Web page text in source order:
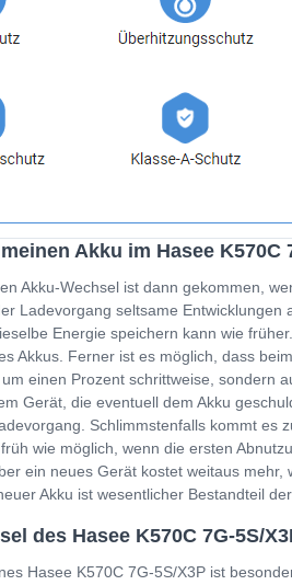
Akku im Hasee K570C
Akku-Wechsel ist dann gekommen,
Ladevorgang seltsame Entwicklungen
Energie speichern kann wie
Akkus. Ferner ist es möglich, dass
einen Prozent schrittweise, sondern
Gerät, die eventuell dem Akku
Schlimmstenfalls kommt es
wie möglich, wenn die ersten
ein neues Gerät kostet weitaus
Akku ist wesentlicher Bestandteil
des Hasee K570C 7G-5S/
Hasee K570C 7G-5S/X3P ist